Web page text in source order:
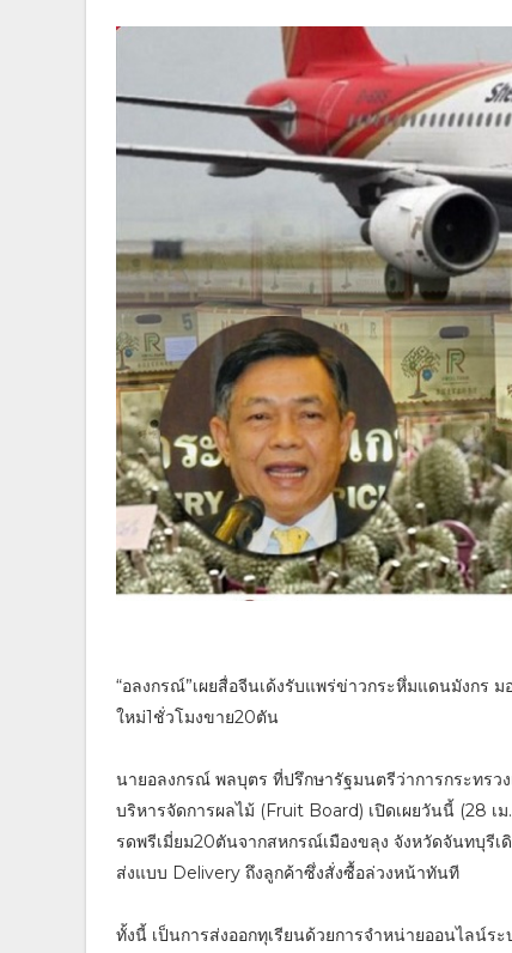
“อลงกรณ์”เผยสื่อจีนเด้งรับแพร่ข่าวกระหึ่มแดนมังกร
ใหม่1ชั่วโมงขาย20ตัน
นายอลงกรณ์ พลบุตร ที่ปรึกษารัฐมนตรีว่าการกระทร
บริหารจัดการผลไม้ (Fruit Board) เปิดเผยวันนี้ (28 เ
รดพรีเมี่ยม20ตันจากสหกรณ์เมืองขลุง จังหวัดจันทบุรี
ส่งแบบ Delivery ถึงลูกค้าซึ่งสั่งซื้อล่วงหน้าทันที
ทั้งนี้ เป็นการส่งออกทุเรียนด้วยการจำหน่ายออนไลน์ร